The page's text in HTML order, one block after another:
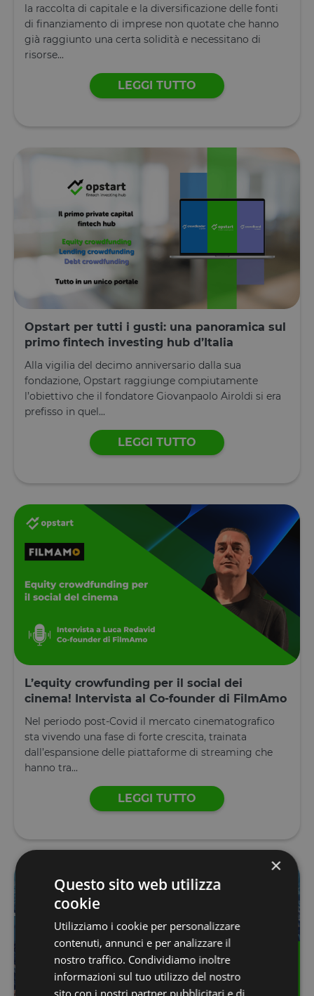
la raccolta di capitale e la diversificazione delle fonti
di finanziamento di imprese non quotate che hanno
già raggiunto una certa solidità e necessitano di
risorse...
LEGGI TUTTO
Opstart per tutti i gusti: una panoramica sul
primo fintech investing hub d’Italia
Alla vigilia del decimo anniversario dalla sua
fondazione, Opstart raggiunge compiutamente
l’obiettivo che il fondatore Giovanpaolo Airoldi si era
prefisso in quel...
LEGGI TUTTO
L’equity crowfunding per il social dei
cinema! Intervista al Co-founder di FilmAmo
Nel periodo post-Covid il mercato cinematografico
sta vivendo una fase di forte crescita, trainata
dall’espansione delle piattaforme di streaming che
hanno tra...
LEGGI TUTTO
×
Questo sito web utilizza
cookie
Utilizziamo i cookie per personalizzare
contenuti, annunci e per analizzare il
nostro traffico. Condividiamo inoltre
informazioni sul tuo utilizzo del nostro
sito con i nostri partner pubblicitari e di